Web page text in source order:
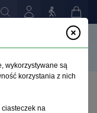
wykorzystywane są
korzystania z nich
na